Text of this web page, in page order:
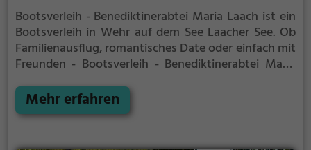
Bootsverleih - Benediktinerabtei Maria Laach ist ein
Bootsverleih in Wehr auf dem See Laacher See. Ob
Familienausflug, romantisches Date oder einfach mit
Freunden - Bootsverleih - Benediktinerabtei Maria
sowohl Naturfreunde als auch Sportbegeisterte und
echte Wasserratten auf ihre Kosten.
Mehr erfahren